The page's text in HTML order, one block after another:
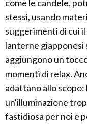
come le candele,
stessi, usando
suggerimenti di cui
lanterne giapponesi
aggiungono un
momenti di relax.
adattano allo
un'illuminazione
fastidiosa per noi e